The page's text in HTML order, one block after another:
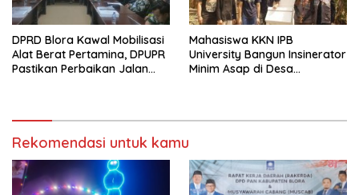
DPRD Blora Kawal Mobilisasi
Alat Berat Pertamina, DPUPR
Pastikan Perbaikan Jalan
Mahasiswa KKN IPB
University Bangun Insinerator
Minim Asap di Desa
Rekomendasi untuk kamu